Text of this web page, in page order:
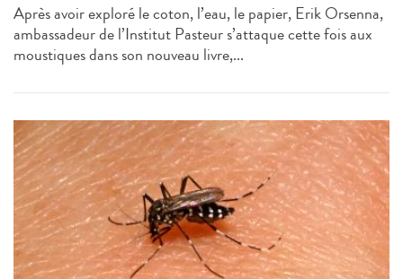
Après avoir exploré le coton, l’eau, le papier, Erik Orsenna,
ambassadeur de l’Institut Pasteur s’attaque cette fois aux
moustiques dans son nouveau livre,...